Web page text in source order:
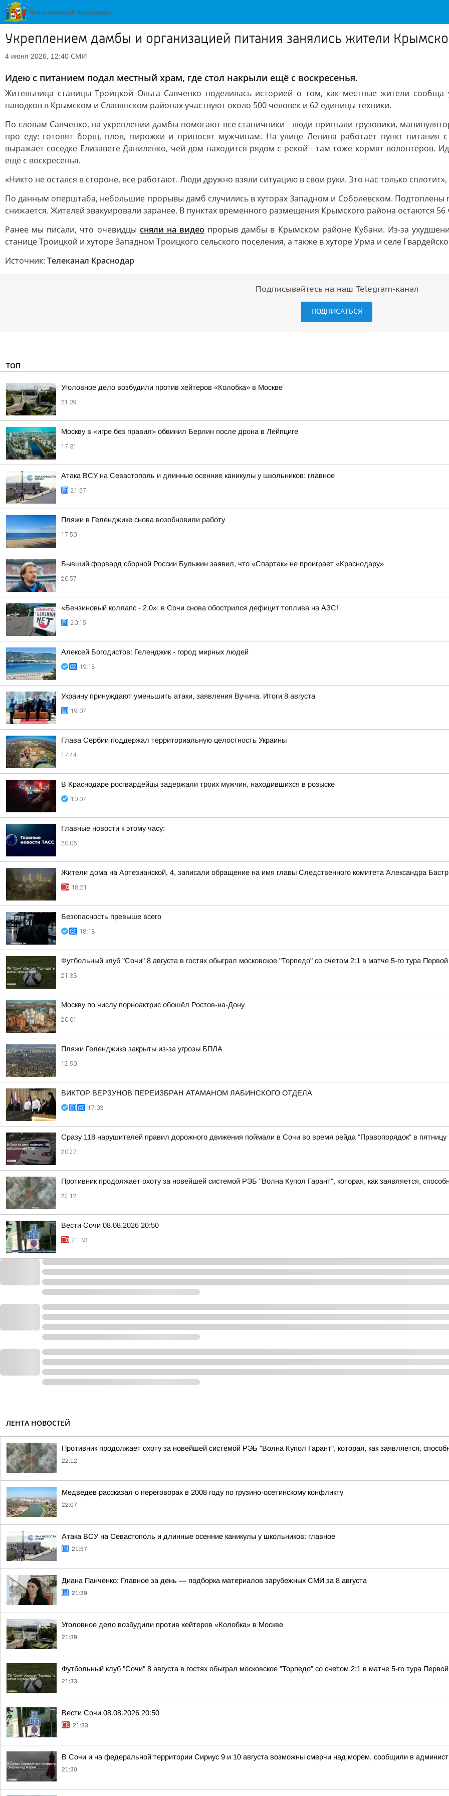
Укреплением дамбы и организацией питания занялись жители
4 июня 2026, 12:40 СМИ
Идею с питанием подал местный храм, где стол накрыли ещё с воскресенья.
Жительница станицы Троицкой Ольга Савченко поделилась историей о том, как местные жители сообща
паводков в Крымском и Славянском районах участвуют около 500 человек и 62 единицы техники.
По словам Савченко, на укреплении дамбы помогают все станичники - люди пригнали грузовики,
про еду: готовят борщ, плов, пирожки и приносят мужчинам. На улице Ленина работает пункт питания
выражает соседке Елизавете Даниленко, чей дом находится рядом с рекой - там тоже кормят волонтёров.
ещё с воскресенья.
«Никто не остался в стороне, все работают. Люди дружно взяли ситуацию в свои руки. Это нас только
По данным оперштаба, небольшие прорывы дамб случились в хуторах Западном и Соболевском. Подтоплены
снижается. Жителей эвакуировали заранее. В пунктах временного размещения Крымского района остаются
Ранее мы писали, что очевидцы сняли на видео прорыв дамбы в Крымском районе Кубани. Из-за
станице Троицкой и хуторе Западном Троицкого сельского поселения, а также в хуторе Урма и селе
Источник: Телеканал Краснодар
Подписывайтесь на наш Telegram-канал
ПОДПИСАТЬСЯ
ТОП
Уголовное дело возбудили против хейтеров «Колобка» в Москве
21:39
Москву в «игре без правил» обвинил Берлин после дрона в Лейпциге
17:31
Атака ВСУ на Севастополь и длинные осенние каникулы у школьников: главное
21:57
Пляжи в Геленджике снова возобновили работу
17:50
Бывший форвард сборной России Булыкин заявил, что «Спартак» не проиграет «Краснодару»
20:57
«Бензиновый коллапс - 2.0»: в Сочи снова обострился дефицит топлива на АЗС!
20:15
Алексей Богодистов: Геленджик - город мирных людей
19:18
Украину принуждают уменьшить атаки, заявления Вучича. Итоги 8 августа
19:07
Глава Сербии поддержал территориальную целостность Украины
17:44
В Краснодаре росгвардейцы задержали троих мужчин, находившихся в розыске
10:07
Главные новости к этому часу:
20:06
Жители дома на Артезианской, 4, записали обращение на имя главы Следственного комитета Александра
18:21
Безопасность превыше всего
18:18
Футбольный клуб "Сочи" 8 августа в гостях обыграл московское "Торпедо" со счетом 2:1 в матче 5-го тура Первой
21:33
Москву по числу порноактрис обошёл Ростов-на-Дону
20:01
Пляжи Геленджика закрыты из-за угрозы БПЛА
12:50
ВИКТОР ВЕРЗУНОВ ПЕРЕИЗБРАН АТАМАНОМ ЛАБИНСКОГО ОТДЕЛА
17:03
Сразу 118 нарушителей правил дорожного движения поймали в Сочи во время рейда "Правопорядок" в пятницу
20:27
Противник продолжает охоту за новейшей системой РЭБ "Волна Купол Гарант", которая, как заявляется,
22:12
Вести Сочи 08.08.2026 20:50
21:33
ЛЕНТА НОВОСТЕЙ
Противник продолжает охоту за новейшей системой РЭБ "Волна Купол Гарант", которая, как заявляется,
22:12
Медведев рассказал о переговорах в 2008 году по грузино-осетинскому конфликту
22:07
Атака ВСУ на Севастополь и длинные осенние каникулы у школьников: главное
21:57
Диана Панченко: Главное за день — подборка материалов зарубежных СМИ за 8 августа
21:39
Уголовное дело возбудили против хейтеров «Колобка» в Москве
21:39
Футбольный клуб "Сочи" 8 августа в гостях обыграл московское "Торпедо" со счетом 2:1 в матче 5-го тура
21:33
Вести Сочи 08.08.2026 20:50
21:33
В Сочи и на федеральной территории Сириус 9 и 10 августа возможны смерчи над морем, сообщили в
21:30